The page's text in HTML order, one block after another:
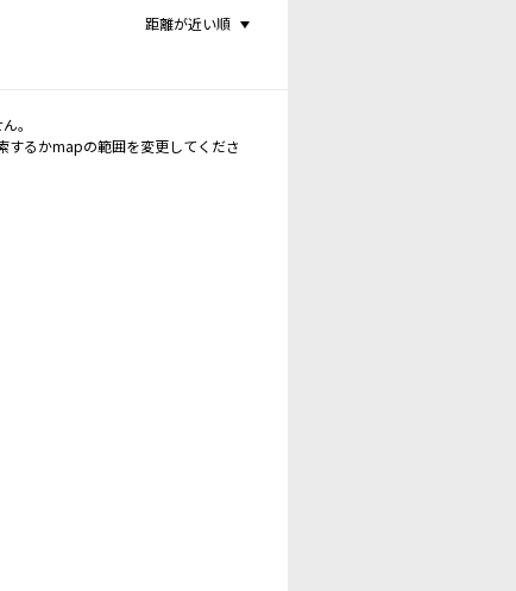
距離が近い順
。
するかmapの範囲を変更してくださ